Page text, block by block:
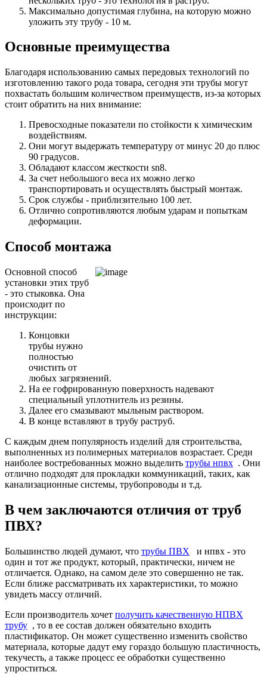
Максимально допустимая глубина, на которую можно
уложить эту трубу - 10 м.
Основные преимущества
Благодаря использованию самых передовых технологий по
изготовлению такого рода товара, сегодня эти трубы могут
похвастать большим количеством преимуществ, из-за которых
стоит обратить на них внимание:
Превосходные показатели по стойкости к химическим
воздействиям.
Они могут выдержать температуру от минус 20 до плюс
90 градусов.
Обладают классом жесткости sn8.
За счет небольшого веса их можно легко
транспортировать и осуществлять быстрый монтаж.
Срок службы - приблизительно 100 лет.
Отлично сопротивляются любым ударам и попыткам
деформации.
Способ монтажа
Основной способ
установки этих труб
- это стыковка. Она
происходит по
инструкции:
Концовки
трубы нужно
полностью
очистить от
любых загрязнений.
На ее гофрированную поверхность надевают
специальный уплотнитель из резины.
Далее его смазывают мыльным раствором.
В конце вставляют в трубу раструб.
С каждым днем популярность изделий для строительства,
выполненных из полимерных материалов возрастает. Среди
наиболее востребованных можно выделить трубы нпвх . Они
отлично подходят для прокладки коммуникаций, таких, как
канализационные системы, трубопроводы и т.д.
В чем заключаются отличия от труб
ПВХ?
Большинство людей думают, что трубы ПВХ и нпвх - это
один и тот же продукт, который, практически, ничем не
отличается. Однако, на самом деле это совершенно не так.
Если ближе рассматривать их характеристики, то можно
увидеть массу отличий.
Если производитель хочет получить качественную НПВХ
трубу , то в ее состав должен обязательно входить
пластификатор. Он может существенно изменить свойство
материала, которые дадут ему гораздо большую пластичность,
текучесть, а также процесс ее обработки существенно
упроститься.